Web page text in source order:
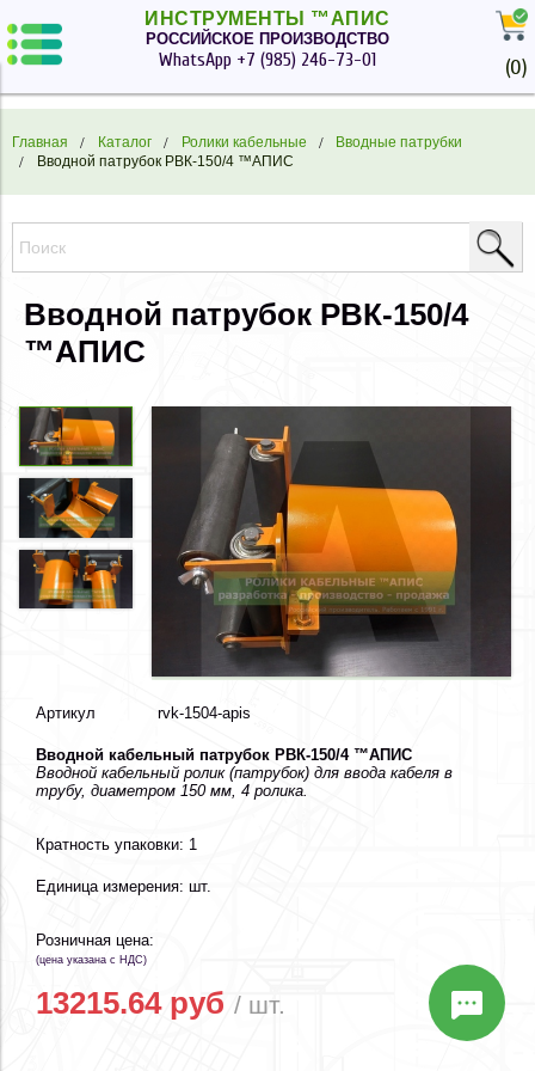
ИНСТРУМЕНТЫ ™АПИС
РОССИЙСКОЕ ПРОИЗВОДСТВО
WhatsApp +7 (985) 246-73-01 (0)
Главная Каталог Ролики кабельные
Вводные патрубки
Вводной патрубок РВК-150/4 ™АПИС
Вводной патрубок РВК-150/4
™АПИС
Артикул rvk-1504-apis
Вводной кабельный патрубок РВК-150/4 ™АПИС
Вводной кабельный ролик (патрубок) для ввода кабеля в
трубу, диаметром 150 мм, 4 ролика.
Кратность упаковки: 1
Единица измерения: шт.
Розничная цена:
(цена указана с НДС)
13215.64 руб